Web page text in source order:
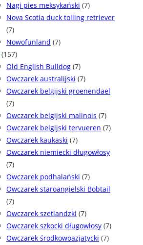
Nagi pies meksykański (7)
Nova Scotia duck tolling retriever
(7)
Nowofunland (7)
(157)
Old English Bulldog (7)
Owczarek australijski (7)
Owczarek belgijski groenendael
(7)
Owczarek belgijski malinois (7)
Owczarek belgijski tervueren (7)
Owczarek kaukaski (7)
Owczarek niemiecki długowłosy
(7)
Owczarek podhalański (7)
Owczarek staroangielski Bobtail
(7)
Owczarek szetlandzki (7)
Owczarek szkocki długowłosy (7)
Owczarek środkowoazjatycki (7)